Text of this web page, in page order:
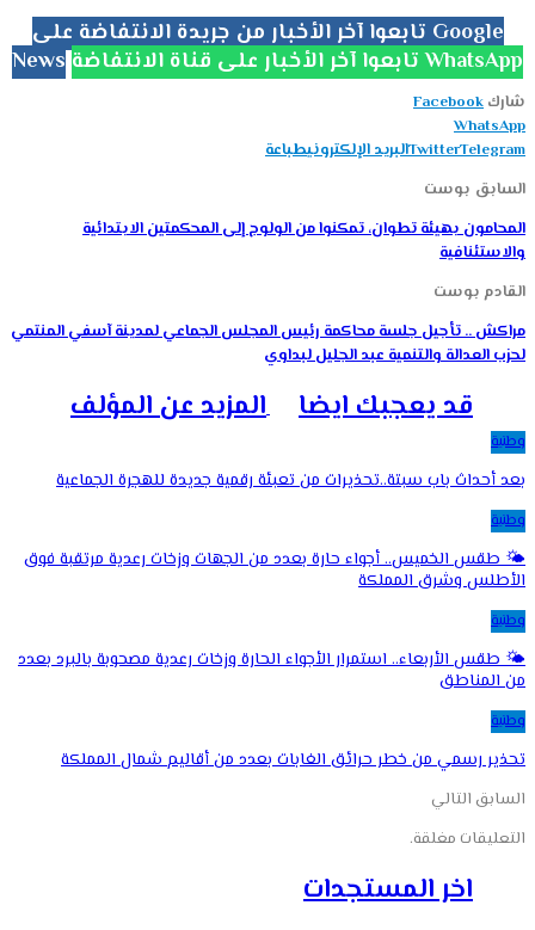
تابعوا آخر الأخبار من جريدة الانتفاضة على Google
News
تابعوا آخر الأخبار على قناة الانتفاضة WhatsApp
شارك Facebook
WhatsApp
TwitterTelegram البريد الإلكترونيطباعة
السابق بوست
المحامون بهيئة تطوان، تمكنوا من الولوج إلى المحكمتين الابتدائية
والاستئنافية
القادم بوست
مراكش .. تأجيل جلسة محاكمة رئيس المجلس الجماعي لمدينة آسفي المنتمي
لحزب العدالة والتنمية عبد الجليل لبداوي
قد يعجبك ايضا المزيد عن المؤلف
وطنية
بعد أحداث باب سبتة..تحذيرات من تعبئة رقمية جديدة للهجرة الجماعية
وطنية
🌤️ طقس الخميس.. أجواء حارة بعدد من الجهات وزخات رعدية مرتقبة فوق
الأطلس وشرق المملكة
وطنية
🌤️ طقس الأربعاء.. استمرار الأجواء الحارة وزخات رعدية مصحوبة بالبرد بعدد
من المناطق
وطنية
تحذير رسمي من خطر حرائق الغابات بعدد من أقاليم شمال المملكة
السابق التالي
التعليقات مغلقة.
اخر المستجدات